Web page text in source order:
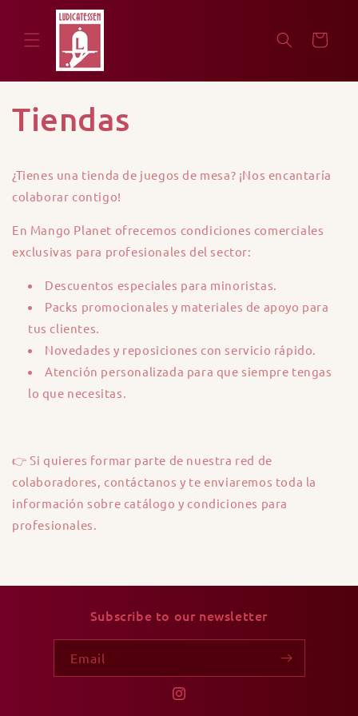
Skip to
content
Cart
Tiendas
¿Tienes una tienda de juegos de mesa? ¡Nos encantaría
colaborar contigo!
En Mango Planet ofrecemos condiciones comerciales
exclusivas para profesionales del sector:
Descuentos especiales para minoristas.
Packs promocionales y materiales de apoyo para
tus clientes.
Novedades y reposiciones con servicio rápido.
Atención personalizada para que siempre tengas
lo que necesitas.
👉 Si quieres formar parte de nuestra red de
colaboradores, contáctanos y te enviaremos toda la
información sobre catálogo y condiciones para
profesionales.
Subscribe to our newsletter
Email
Instagram